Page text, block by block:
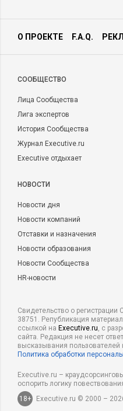
О ПРОЕКТЕ F.A.Q.
CООБЩЕСТВО
Лица Сообщества
Лига экспертов
История Сообщества
Журнал Executive.ru
Executive отдыхает
НОВОСТИ
Новости дня
Новости компаний
Отставки и назначения
Новости образования
Новости Сообщества
HR-новости
Свидетельство о
38751. Републикация
ссылкой на Executive.ru, с
сайта. Редакция не несет
высказывания пользователей
Политика обработки
Executive.ru –
оспорить логику
18+
Executive.ru © 2000 –